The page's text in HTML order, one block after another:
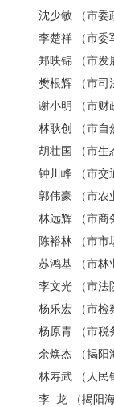
沈少敏 （市委政
李楚祥 （市委军
郑映锦 （市发展
樊根辉 （市司法
谢小明 （市财政
林耿创 （市自然
胡壮国 （市生态
钟川峰 （市交通
郭伟豪 （市农业
林远辉 （市商务
陈裕林 （市市场
苏鸿基 （市林业
李文光 （市法院
杨乐宏 （市检察
杨原青 （市税
余焕杰 （揭阳海
林寿武 （人民银
李 龙 （揭阳海